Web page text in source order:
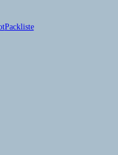
Packliste